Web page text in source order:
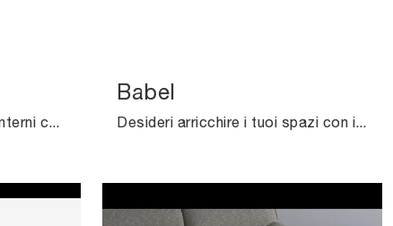
Desideri completare i tuoi interni con i Complementi Calia? Ecco qui diversi modelli di pouf in pelle come Choco Magic.
Babel
Desideri arricchire i tuoi spazi con i Complementi Ditre Italia? Eccoti vari modelli di tavolini in legno come Babel.